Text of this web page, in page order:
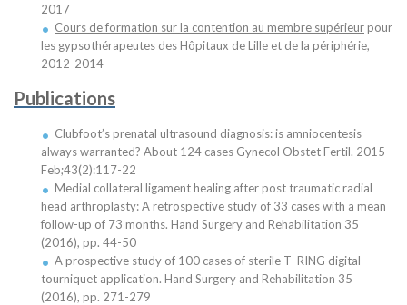
2017
Cours de formation sur la contention au membre supérieurpour
les gypsothérapeutes des Hôpitaux de Lille et de la périphérie,
2012-2014
Publications
Clubfoot’s prenatal ultrasound diagnosis: is amniocentesis
always warranted? About 124 cases Gynecol Obstet Fertil. 2015
Feb;43(2):117-22
Medial collateral ligament healing after post traumatic radial
head arthroplasty: A retrospective study of 33 cases with a mean
follow-up of 73 months. Hand Surgery and Rehabilitation 35
(2016), pp. 44-50
A prospective study of 100 cases of sterile T–RING digital
tourniquet application. Hand Surgery and Rehabilitation 35
(2016), pp. 271-279